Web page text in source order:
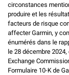
circonstances
produire et les
facteurs de risque
affecter Garmin, y
énumérés dans le
le 28 décembre
Exchange
Formulaire 10-K de